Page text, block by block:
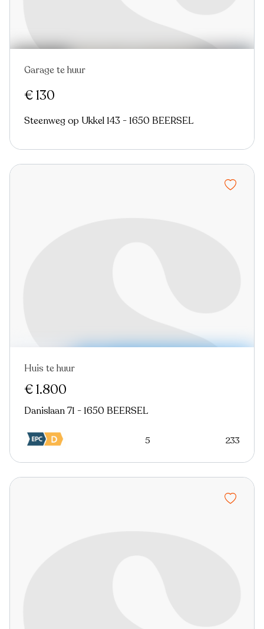
Garage te huur
€ 130
Steenweg op Ukkel 143 - 1650 BEERSEL
Huis te huur
€ 1.800
Danislaan 71 - 1650 BEERSEL
5 233